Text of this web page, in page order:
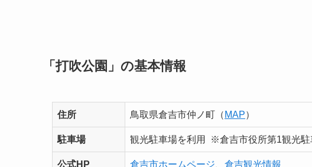
「打吹公園」の基本情報
住所 鳥取県倉吉市仲ノ町（ MAP）
駐車場 観光駐車場を利用 ※倉吉市役所第1観光駐
公式HP 倉吉市ホームページ 倉吉観光情報